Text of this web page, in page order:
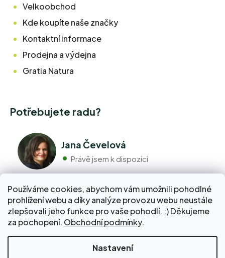
Používáme cookies, abychom vám umožnili pohodlné
prohlížení webu a díky analýze provozu webu neustále
zlepšovali jeho funkce pro vaše pohodlí. :) Děkujeme
za pochopení. Obchodní podmínky.
Nastavení
Nakupte za 2 000 Kč a dopravu do Balíkovny zaplatíme
Velkoobchod
Kde koupíte naše značky
Kontaktní informace
Prodejna a výdejna
Gratia Natura
Potřebujete radu?
Jana Čevelová
Právě jsem k dispozici
+420 776 298 517
Volejte pondělí - pátek 9:00 až 17:00
info@pravebio.cz
Napište nám kdykoli, snažíme se vždy odpovědět do 24